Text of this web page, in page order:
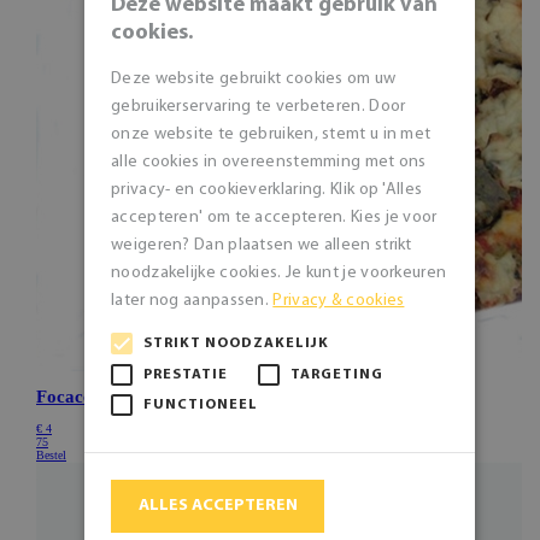
Deze website maakt gebruik van
cookies.
Deze website gebruikt cookies om uw
gebruikerservaring te verbeteren. Door
onze website te gebruiken, stemt u in met
alle cookies in overeenstemming met ons
privacy- en cookieverklaring. Klik op 'Alles
accepteren' om te accepteren. Kies je voor
weigeren? Dan plaatsen we alleen strikt
noodzakelijke cookies. Je kunt je voorkeuren
later nog aanpassen.Privacy & cookies
STRIKT NOODZAKELIJK
PRESTATIE TARGETING
FUNCTIONEEL
ALLES ACCEPTEREN